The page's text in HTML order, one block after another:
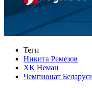
Теги
Никита Ремезов
ХК Неман
Чемпионат